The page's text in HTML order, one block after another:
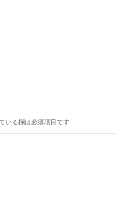
いる欄は必須項目です